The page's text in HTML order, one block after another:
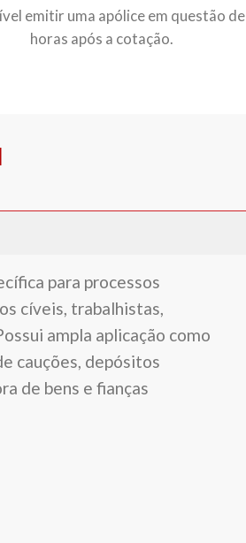
emitir uma apólice em questão de
horas após a cotação.
para processos
cíveis, trabalhistas,
ampla aplicação como
cauções, depósitos
de bens e fianças